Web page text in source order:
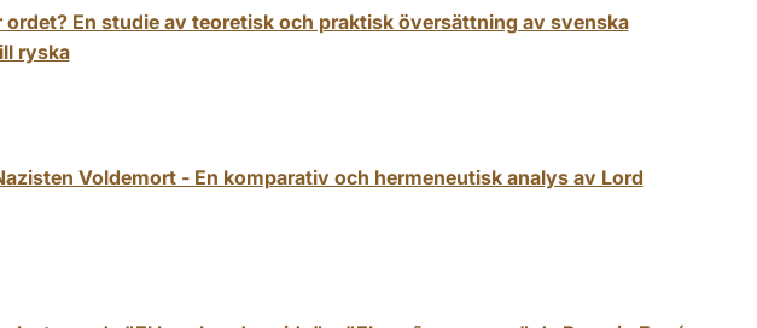
ordet? En studie av teoretisk och praktisk översättning av svenska
ryska
Voldemort - En komparativ och hermeneutisk analys av Lord